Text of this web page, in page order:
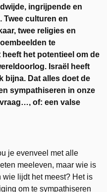
ingrijpende en
Twee culturen en
twee religies en
te
het potentieel om de
Israël heeft
bijna. Dat alles doet de
sympathiseren in onze
of: een valse
je evenveel met alle
meeleven, maar wie is
wie lijdt het meest? Het is
om te sympathiseren